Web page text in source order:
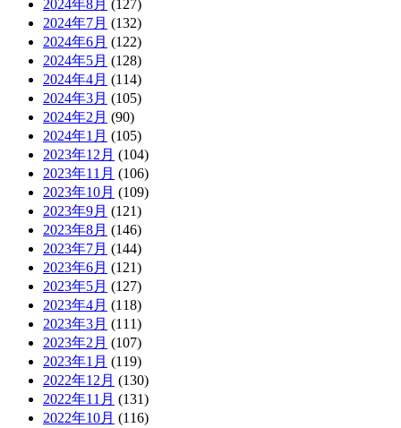
2024年8月 (127)
2024年7月 (132)
2024年6月 (122)
2024年5月 (128)
2024年4月 (114)
2024年3月 (105)
2024年2月 (90)
2024年1月 (105)
2023年12月 (104)
2023年11月 (106)
2023年10月 (109)
2023年9月 (121)
2023年8月 (146)
2023年7月 (144)
2023年6月 (121)
2023年5月 (127)
2023年4月 (118)
2023年3月 (111)
2023年2月 (107)
2023年1月 (119)
2022年12月 (130)
2022年11月 (131)
2022年10月 (116)